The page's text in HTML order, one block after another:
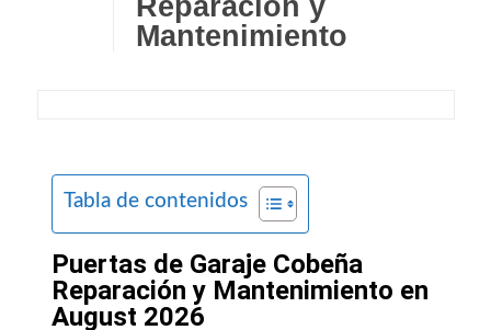
Reparación y
Mantenimiento
Tabla de contenidos
Puertas de Garaje Cobeña
Reparación y Mantenimiento en
August 2026